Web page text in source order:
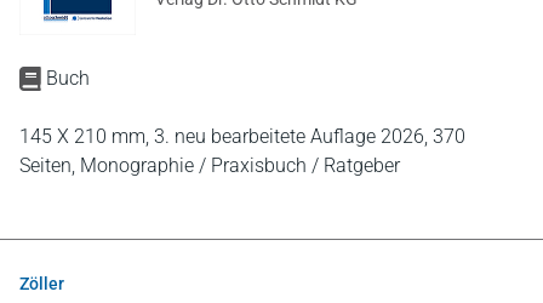
Buch
145 X 210 mm, 3. neu bearbeitete Auflage 2026, 370
Seiten, Monographie / Praxisbuch / Ratgeber
Zöller